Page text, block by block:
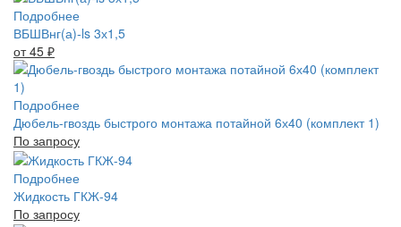
Подробнее
ВБШВнг(а)-ls 3х1,5
от 45 ₽
Подробнее
Дюбель-гвоздь быстрого монтажа потайной 6х40 (комплект 1)
По запросу
Подробнее
Жидкость ГКЖ-94
По запросу